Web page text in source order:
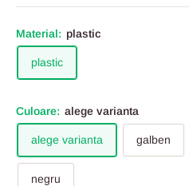
Material: plastic
plastic
Culoare: alege varianta
alege varianta galben
negru